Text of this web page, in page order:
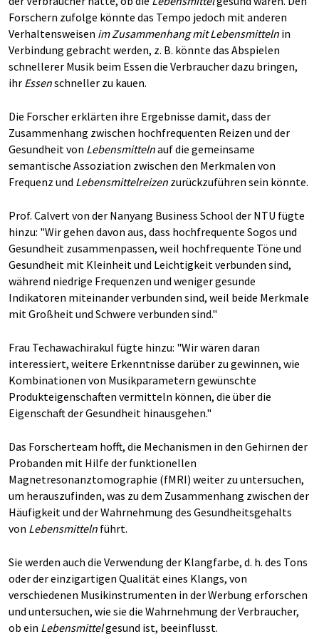
Forschern zufolge könnte das Tempo jedoch mit anderen
Verhaltensweisen im Zusammenhang mit Lebensmitteln in
Verbindung gebracht werden, z. B. könnte das Abspielen
schnellerer Musik beim Essen die Verbraucher dazu bringen,
ihr Essenschneller zu kauen.
Die Forscher erklärten ihre Ergebnisse damit, dass der
Zusammenhang zwischen hochfrequenten Reizen und der
Gesundheit von Lebensmittelnauf die gemeinsame
semantische Assoziation zwischen den Merkmalen von
Frequenz und Lebensmittelreizen zurückzuführen sein könnte.
Prof. Calvert von der Nanyang Business School der NTU fügte
hinzu: "Wir gehen davon aus, dass hochfrequente Sogos und
Gesundheit zusammenpassen, weil hochfrequente Töne und
Gesundheit mit Kleinheit und Leichtigkeit verbunden sind,
während niedrige Frequenzen und weniger gesunde
Indikatoren miteinander verbunden sind, weil beide Merkmale
mit Großheit und Schwere verbunden sind."
Frau Techawachirakul fügte hinzu: "Wir wären daran
interessiert, weitere Erkenntnisse darüber zu gewinnen, wie
Kombinationen von Musikparametern gewünschte
Produkteigenschaften vermitteln können, die über die
Eigenschaft der Gesundheit hinausgehen."
Das Forscherteam hofft, die Mechanismen in den Gehirnen der
Probanden mit Hilfe der funktionellen
Magnetresonanztomographie (fMRI) weiter zu untersuchen,
um herauszufinden, was zu dem Zusammenhang zwischen der
Häufigkeit und der Wahrnehmung des Gesundheitsgehalts
von Lebensmitteln führt.
Sie werden auch die Verwendung der Klangfarbe, d. h. des Tons
oder der einzigartigen Qualität eines Klangs, von
verschiedenen Musikinstrumenten in der Werbung erforschen
und untersuchen, wie sie die Wahrnehmung der Verbraucher,
ob ein Lebensmittelgesund ist, beeinflusst.